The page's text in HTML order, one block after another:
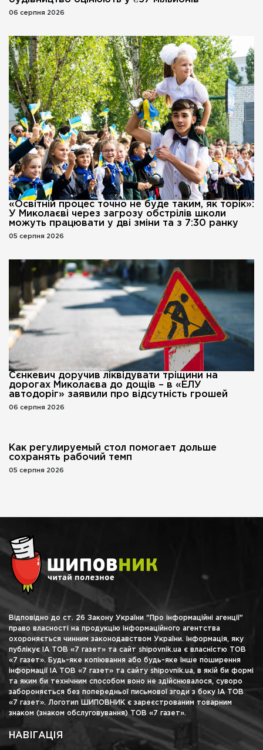
06 серпня 2026
«Освітній процес точно не буде таким, як торік»:
У Миколаєві через загрозу обстрілів школи
можуть працювати у дві зміни та з 7:30 ранку
05 серпня 2026
Сєнкевич доручив ліквідувати тріщини на
дорогах Миколаєва до дощів – в «ЕЛУ
автодоріг» заявили про відсутність грошей
06 серпня 2026
Как регулируемый стол помогает дольше
сохранять рабочий темп
05 серпня 2026
Відповідно до ст. 26 Закону України "Про інформаційні агенції"
право власності на продукцію інформаційного агентства
охороняється чинним законодавством України. Інформація, яку
публікує ІА ТОВ «7 газет» та сайт shipovnik.ua є власністю ТОВ
«7 газет». Будь-яке копіювання або будь-яке інше поширення
інформації ІА ТОВ «7 газет» та сайту shipovnik.ua, в якій би формі
та яким би технічним способом воно не здійснювалося, суворо
забороняється без попередньої письмової згоди з боку ІА ТОВ
«7 газет». Логотип ШИПОВНИК є зареєстрованим товарним
знаком (знаком обслуговування) ТОВ «7 газет».
НАВІГАЦІЯ